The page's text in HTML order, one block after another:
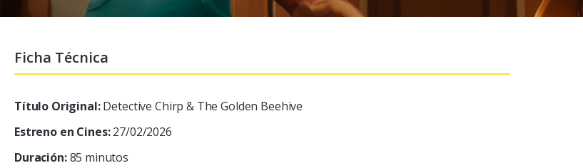
Ficha Técnica
Título Original:Detective Chirp & The Golden Beehive
Estreno en Cines:27/02/2026
Duración:85 minutos